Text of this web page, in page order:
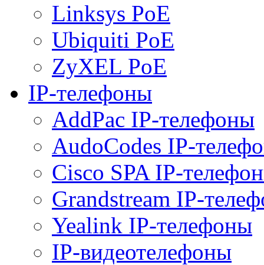
Linksys PoE
Ubiquiti PoE
ZyXEL PoE
IP-телефоны
AddPac IP-телефоны
AudoCodes IP-
Cisco SPA IP-
Grandstream IP-
Yealink IP-телефоны
IP-видеотелефоны